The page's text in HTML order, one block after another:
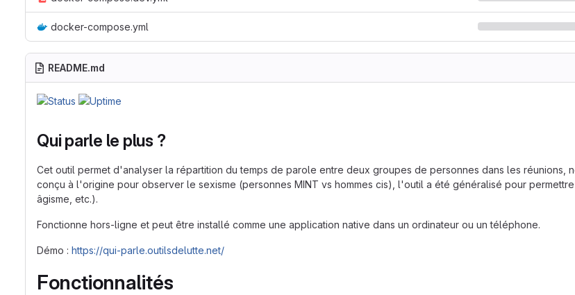
docker-compose.yml
README.md
Qui parle le plus ?
Cet outil permet d'analyser la répartition du temps de parole entre deux groupes de personnes dans les réunions,
conçu à l'origine pour observer le sexisme (personnes MINT vs hommes cis), l'outil a été généralisé pour
âgisme, etc.).
Fonctionne hors-ligne et peut être installé comme une application native dans un ordinateur ou un téléphone.
Démo : https://qui-parle.outilsdelutte.net/
Fonctionnalités